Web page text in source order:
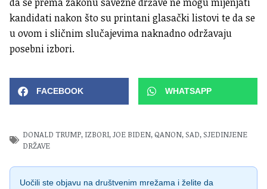
kandidati nakon što su printani glasački listovi te da se
u ovom i sličnim slučajevima naknadno održavaju
posebni izbori.
FACEBOOK WHATSAPP
DONALD TRUMP, IZBORI,JOE BIDEN,QANON, SAD, SJEDINJENE
DRŽAVE
Uočili ste objavu na društvenim mrežama i želite da